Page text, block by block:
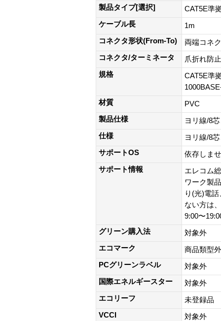
製品タイプ[選択]
CAT5E準
ケーブル長
1m
コネクタ形状(From-To)
両端コネ
コネクタ/ターミネータ
爪折れ防
規格
CAT5E準
材質
PVC
製品仕様
ヨリ線/8
仕様
ヨリ線/8
サポートOS
依存しま
サポート情報
エレコム
ワーク製
り(光)電
ない方は
9:00〜
グリーン購入法
対象外
エコマーク
商品類型外
PCグリーンラベル
対象外
国際エネルギースター
対象外
エコリーフ
未登録品
VCCI
対象外